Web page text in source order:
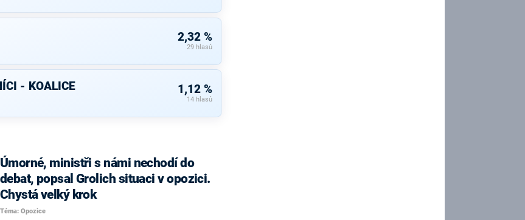
2,32 %
29 hlasů
- KOALICE
1,12 %
14 hlasů
Úmorné, ministři s námi nechodí do
debat, popsal Grolich situaci v opozici.
Chystá velký krok
Téma: Opozice